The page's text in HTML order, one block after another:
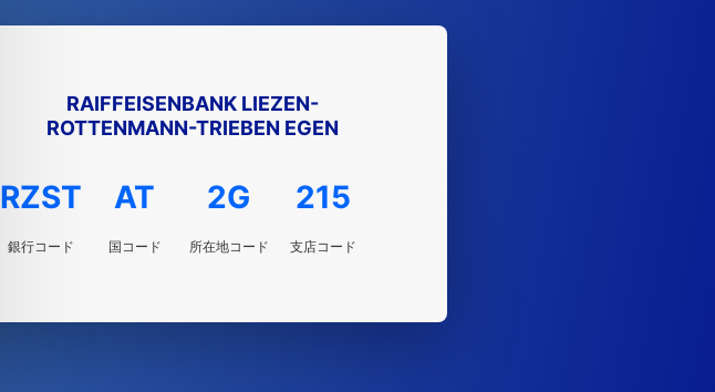
RAIFFEISENBANK LIEZEN-
ROTTENMANN-TRIEBEN EGEN
RZST
銀行コード
AT
国コード
2G
所在地コード
215
支店コード